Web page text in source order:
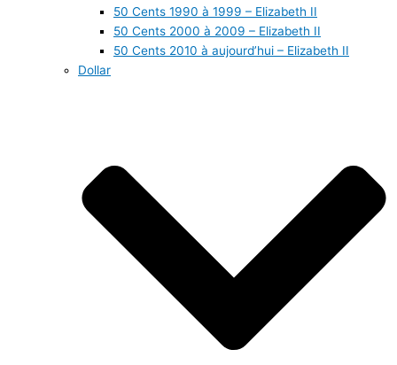
50 Cents 1990 à 1999 – Elizabeth II
50 Cents 2000 à 2009 – Elizabeth II
50 Cents 2010 à aujourd’hui – Elizabeth II
Dollar